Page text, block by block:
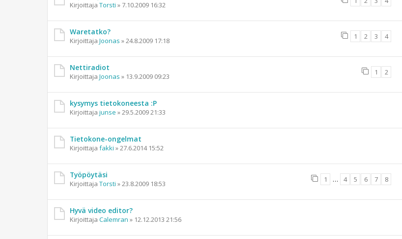
Kirjoittaja Torsti » 7.10.2009 16:32
Waretatko?
Kirjoittaja Joonas »24.8.2009 17:18 1 2 3 4
Nettiradiot
Kirjoittaja Joonas » 13.9.2009 09:23 1 2
kysymys tietokoneesta :P
Kirjoittaja junse »29.5.2009 21:33
Tietokone-ongelmat
Kirjoittaja fakki »27.6.2014 15:52
Työpöytäsi
Kirjoittaja Torsti »23.8.2009 18:53 1 … 4 5 6 7 8
Hyvä video editor?
Kirjoittaja Calemran » 12.12.2013 21:56